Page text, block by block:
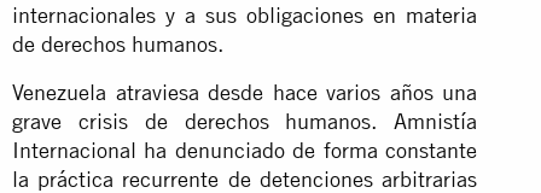
internacionales y a sus obligaciones en materia
de derechos humanos.
Venezuela atraviesa desde hace varios años una
grave crisis de derechos humanos. Amnistía
Internacional ha denunciado de forma constante
la práctica recurrente de detenciones arbitrarias